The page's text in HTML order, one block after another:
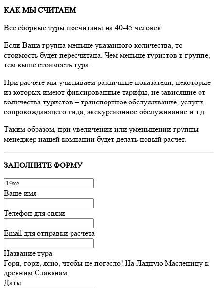
КАК МЫ СЧИТАЕМ
Все сборные туры посчитаны на 40-45 человек.
Если Ваша группа меньше указанного количества, то
стоимость будет пересчитана. Чем меньше туристов в группе,
тем выше стоимость тура.
При расчете мы учитываем различные показатели, некоторые
из которых имеют фиксированные тарифы, не зависящие от
количества туристов – транспортное обслуживание, услуги
сопровождающего гида, экскурсионное обслуживание и т.д.
Таким образом, при увеличении или уменьшении группы
менеджер нашей компании будет делать новый расчет.
ЗАПОЛНИТЕ ФОРМУ
Ваше имя
Телефон для связи
Email для отправки расчета
Название тура
Гори, гори, ясно, чтобы не погасло! На Ладную Масленицу к
древним Славянам
Даты